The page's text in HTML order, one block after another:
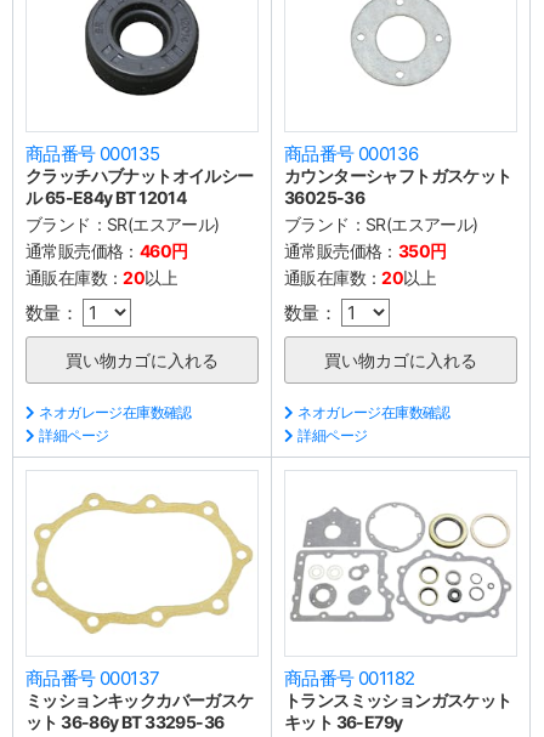
商品番号 000135
クラッチハブナットオイルシー
ル 65-E84y BT 12014
ブランド： SR(エスアール)
通常販売価格： 460円
通販在庫数：20以上
数量：
ネオガレージ在庫数確認
詳細ページ
商品番号 000136
カウンターシャフトガスケット
36025-36
ブランド： SR(エスアール)
通常販売価格： 350円
通販在庫数：20以上
数量：
ネオガレージ在庫数確認
詳細ページ
商品番号 000137
ミッションキックカバーガスケ
ット 36-86y BT 33295-36
商品番号 001182
トランスミッションガスケット
キット 36-E79y